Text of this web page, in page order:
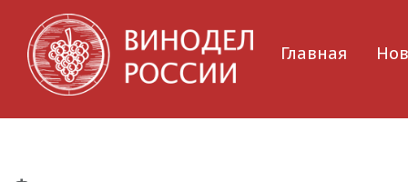
Главная